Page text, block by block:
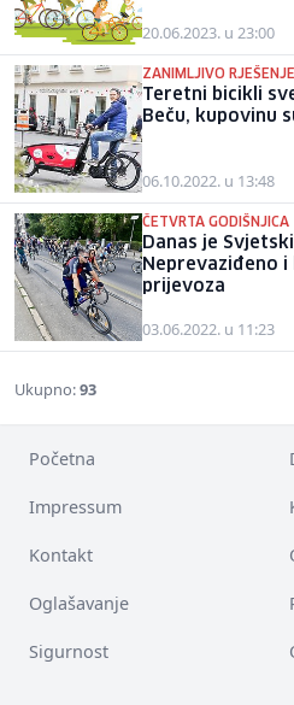
20.06.2023. u 23:00
ZANIMLJIVO RJEŠENJE
Teretni bicikli
Beču, kupovinu
06.10.2022. u 13:48
ČETVRTA GODIŠNJICA
Danas je
Neprevaziđeno
prijevoza
03.06.2022. u 11:23
Ukupno:93
Početna
Impressum
Kontakt
Oglašavanje
Sigurnost